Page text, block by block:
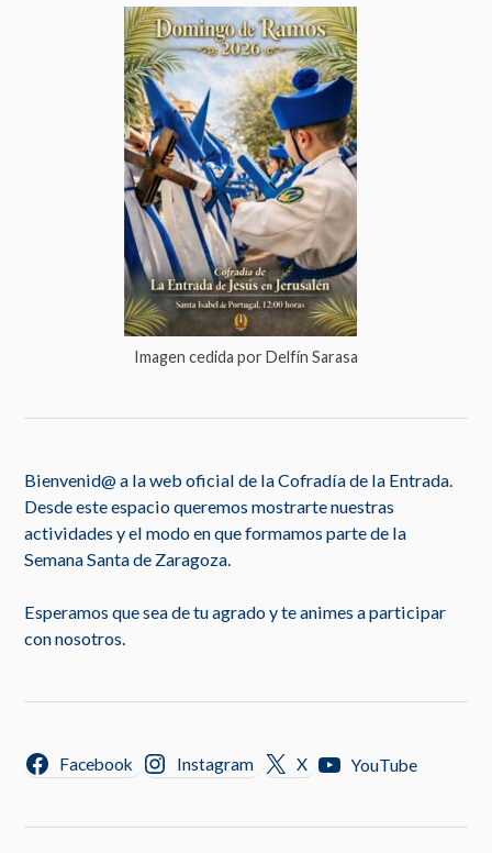
Imagen cedida por Delfín Sarasa
Bienvenid@ a la web oficial de la Cofradía de la Entrada.
Desde este espacio queremos mostrarte nuestras
actividades y el modo en que formamos parte de la
Semana Santa de Zaragoza.
Esperamos que sea de tu agrado y te animes a participar
con nosotros.
Facebook Instagram X YouTube